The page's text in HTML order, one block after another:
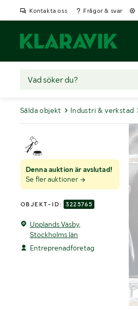
Kontakta oss Frågor & svar
Sålda objekt Industri & verkstad
Denna auktion är avslutad!
Se fler auktioner
OBJEKT-ID: 3225765
Upplands Väsby,
Stockholms län
Entreprenadföretag